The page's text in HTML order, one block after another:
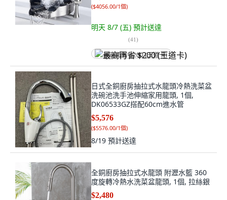
($4056.00/1個)
明天 8/7 (五) 預計送達
(41)
最高再省 $200 (王道卡)
日式全銅廚房抽拉式水龍頭冷熱洗菜盆
洗碗池洗手池伸縮家用龍頭, 1個,
DK06533GZ搭配60cm進水管
$5,576
($5576.00/1個)
8/19 預計送達
全銅廚房抽拉式水龍頭 附瀝水籃 360
度旋轉冷熱水洗菜盆龍頭, 1個, 拉絲銀
$2,480